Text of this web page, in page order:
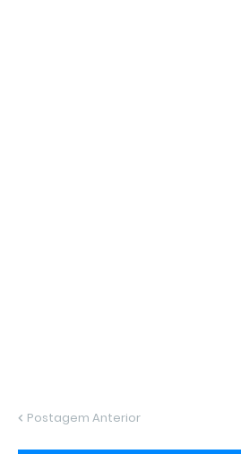
Postagem Anterior